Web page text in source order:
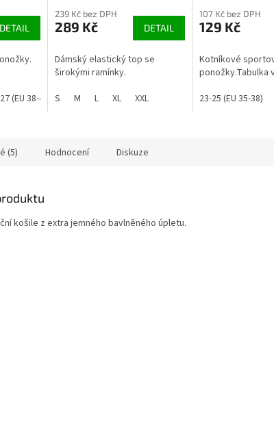
DETAIL
(EU 38-41) 26-28 (EU 39-42) 29-31 (EU 43-47) 32-34 (EU
239 Kč bez DPH
289 Kč DETAIL
Dámský elastický top se
širokými ramínky.
S
M L XL XXL
107 Kč bez DPH
129 Kč
Kotníkové
ponožky.Tabulka
23-25 (EU 35-38)
(5) Hodnocení Diskuze
košile z extra jemného bavlněného úpletu.